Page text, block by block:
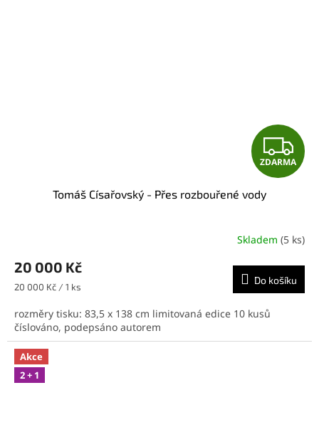
Z
D
R
M
A
ZDARMA
Tomáš Císařovský - Přes rozbouřené vody
Skladem (5 ks)
20 000 Kč
Měrná
20 000 Kč / 1 ks
Do košíku
rozměry tisku: 83,5 x 138 cm limitovaná edice 10 kusů
číslováno, podepsáno autorem
Akce
2 + 1